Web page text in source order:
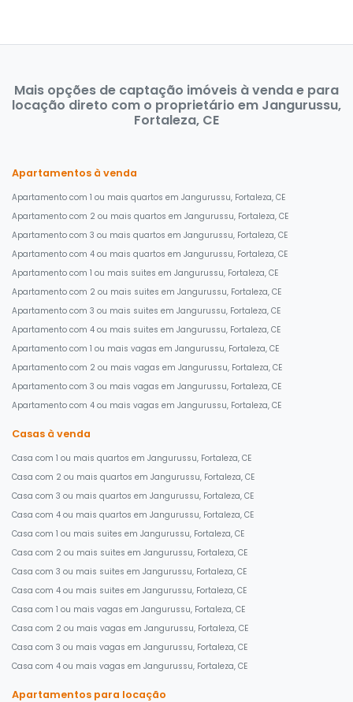
Mais opções de captação imóveis à venda e para
locação direto com o proprietário em Jangurussu,
Fortaleza, CE
Apartamentos à venda
Apartamento com 1 ou mais quartos em Jangurussu, Fortaleza, CE
Apartamento com 2 ou mais quartos em Jangurussu, Fortaleza, CE
Apartamento com 3 ou mais quartos em Jangurussu, Fortaleza, CE
Apartamento com 4 ou mais quartos em Jangurussu, Fortaleza, CE
Apartamento com 1 ou mais suites em Jangurussu, Fortaleza, CE
Apartamento com 2 ou mais suites em Jangurussu, Fortaleza, CE
Apartamento com 3 ou mais suites em Jangurussu, Fortaleza, CE
Apartamento com 4 ou mais suites em Jangurussu, Fortaleza, CE
Apartamento com 1 ou mais vagas em Jangurussu, Fortaleza, CE
Apartamento com 2 ou mais vagas em Jangurussu, Fortaleza, CE
Apartamento com 3 ou mais vagas em Jangurussu, Fortaleza, CE
Apartamento com 4 ou mais vagas em Jangurussu, Fortaleza, CE
Casas à venda
Casa com 1 ou mais quartos em Jangurussu, Fortaleza, CE
Casa com 2 ou mais quartos em Jangurussu, Fortaleza, CE
Casa com 3 ou mais quartos em Jangurussu, Fortaleza, CE
Casa com 4 ou mais quartos em Jangurussu, Fortaleza, CE
Casa com 1 ou mais suites em Jangurussu, Fortaleza, CE
Casa com 2 ou mais suites em Jangurussu, Fortaleza, CE
Casa com 3 ou mais suites em Jangurussu, Fortaleza, CE
Casa com 4 ou mais suites em Jangurussu, Fortaleza, CE
Casa com 1 ou mais vagas em Jangurussu, Fortaleza, CE
Casa com 2 ou mais vagas em Jangurussu, Fortaleza, CE
Casa com 3 ou mais vagas em Jangurussu, Fortaleza, CE
Casa com 4 ou mais vagas em Jangurussu, Fortaleza, CE
Apartamentos para locação